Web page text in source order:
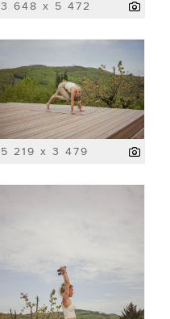
3 648 x 5 472
5 219 x 3 479